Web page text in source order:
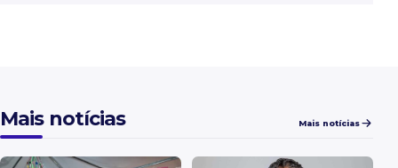
Mais notícias Mais notícias